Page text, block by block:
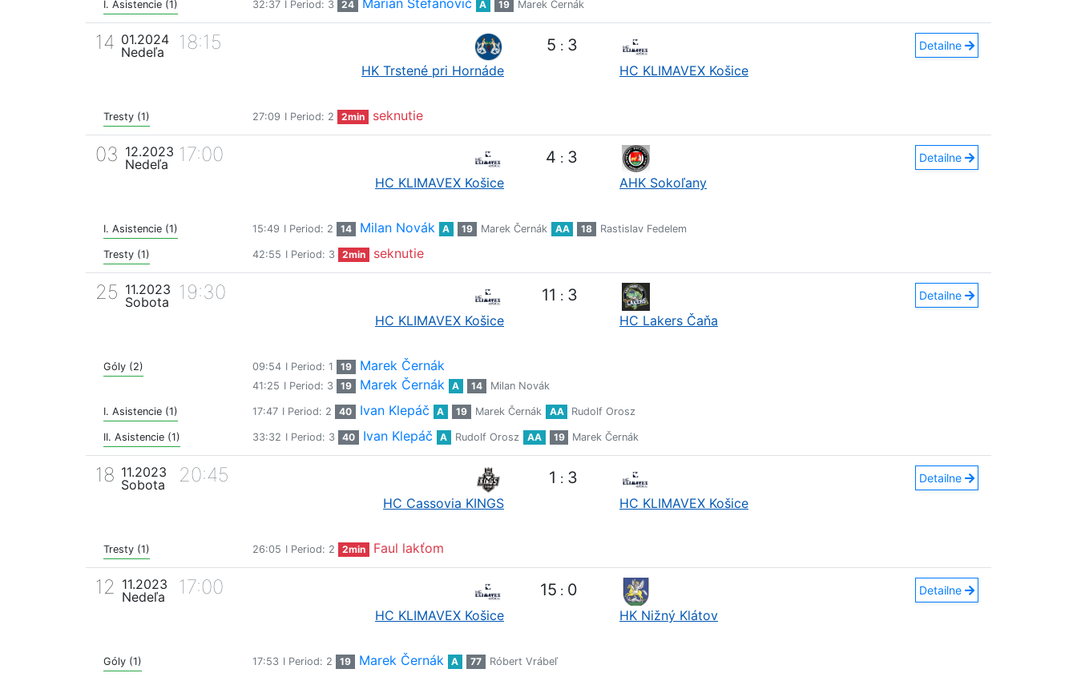
I. Asistencie (1) 32:37 I Period: 3 24 Marián Štefanovič A 19 Marek Černák
14 01.2024
Nedeľa
18:15
HK Trstené pri Hornáde
5 : 3
HC KLIMAVEX Košice
Detailne
Tresty (1) 27:09 I Period: 2 2min seknutie
03 12.2023
Nedeľa
17:00
HC KLIMAVEX Košice
4 : 3
AHK Sokoľany
Detailne
I. Asistencie (1) 15:49 I Period: 2 14 Milan Novák A 19 Marek Černák AA 18 Rastislav Fedelem
Tresty (1) 42:55 I Period: 3 2min seknutie
25 11.2023
Sobota
19:30
HC KLIMAVEX Košice
11 : 3
HC Lakers Čaňa
Detailne
Góly (2) 09:54 I Period: 1 19 Marek Černák
41:25 I Period: 3 19 Marek Černák A 14 Milan Novák
I. Asistencie (1) 17:47 I Period: 2 40 Ivan Klepáč A 19 Marek Černák AA Rudolf Orosz
II. Asistencie (1) 33:32 I Period: 3 40 Ivan Klepáč A Rudolf Orosz AA 19 Marek Černák
18 11.2023
Sobota
20:45
HC Cassovia KINGS
1 : 3
HC KLIMAVEX Košice
Detailne
Tresty (1) 26:05 I Period: 2 2min Faul lakťom
12 11.2023
Nedeľa
17:00
HC KLIMAVEX Košice
15 : 0
HK Nižný Klátov
Detailne
Góly (1) 17:53 I Period: 2 19 Marek Černák A 77 Róbert Vrábeľ